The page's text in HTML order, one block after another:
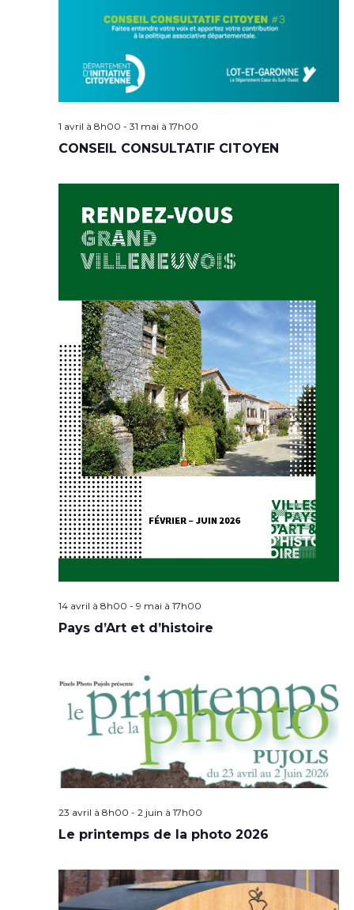
1 avril à 8h00 - 31 mai à 17h00
CONSEIL CONSULTATIF CITOYEN
14 avril à 8h00 - 9 mai à 17h00
Pays d’Art et d’histoire
23 avril à 8h00 - 2 juin à 17h00
Le printemps de la photo 2026